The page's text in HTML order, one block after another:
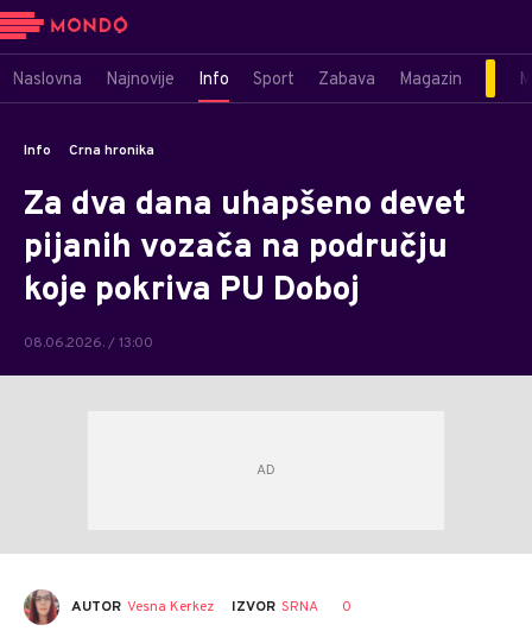
Naslovna Najnovije Info Sport Zabava Magazin
Info Crna hronika
Za dva dana uhapšeno devet
pijanih vozača na području
koje pokriva PU Doboj
08.06.2026. / 13:00
AUTOR Vesna Kerkez IZVOR SRNA 0